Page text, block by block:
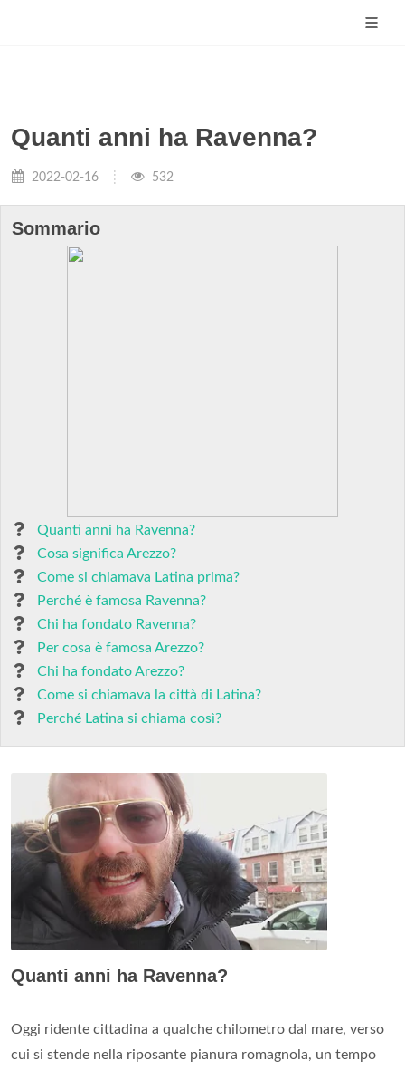
Quanti anni ha Ravenna?
2022-02-16 532
Sommario
Quanti anni ha Ravenna?
Cosa significa Arezzo?
Come si chiamava Latina prima?
Perché è famosa Ravenna?
Chi ha fondato Ravenna?
Per cosa è famosa Arezzo?
Chi ha fondato Arezzo?
Come si chiamava la città di Latina?
Perché Latina si chiama così?
Quanti anni ha Ravenna?
Oggi ridente cittadina a qualche chilometro dal mare, verso
cui si stende nella riposante pianura romagnola, un tempo